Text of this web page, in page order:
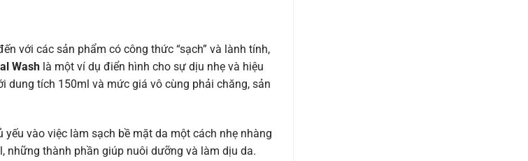
với các sản phẩm có công thức “sạch” và lành tính,
Wash là một ví dụ điển hình cho sự dịu nhẹ và hiệu
dung tích 150ml và mức giá vô cùng phải chăng, sản
vào việc làm sạch bề mặt da một cách nhẹ nhàng
những thành phần giúp nuôi dưỡng và làm dịu da.